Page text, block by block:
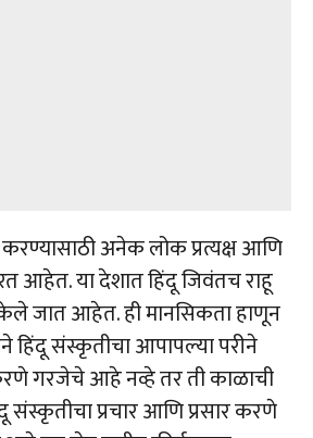
अनेक लोक प्रत्यक्ष आणि
आहेत. या देशात हिंदू जिवंतच राहू
केले जात आहेत. ही मानसिकता हाणून
हिंदू संस्कृतीचा आपापल्या परीने
गरजेचे आहे नव्हे तर ती काळाची
प्रचार आणि प्रसार करणे